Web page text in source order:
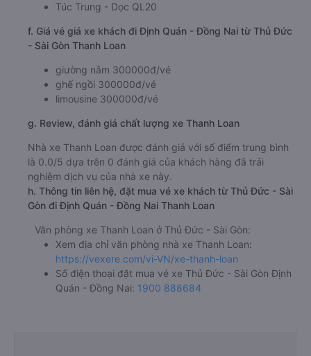
Túc Trung - Dọc QL20
f. Giá vé giá xe khách đi Định Quán - Đồng Nai từ Thủ Đức
- Sài Gòn Thanh Loan
giường nằm 300000đ/vé
ghế ngồi 300000đ/vé
limousine 300000đ/vé
g. Review, đánh giá chất lượng xe Thanh Loan
Nhà xe Thanh Loan được đánh giá với số điểm trung bình
là 0.0/5 dựa trên 0 đánh giá của khách hàng đã trải
nghiệm dịch vụ của nhà xe này.
h. Thông tin liên hệ, đặt mua vé xe khách từ Thủ Đức - Sài
Gòn đi Định Quán - Đồng Nai Thanh Loan
Văn phòng xe Thanh Loan ở Thủ Đức - Sài Gòn:
Xem địa chỉ văn phòng nhà xe Thanh Loan:
https://vexere.com/vi-VN/xe-thanh-loan
Số điện thoại đặt mua vé xe Thủ Đức - Sài Gòn Định
Quán - Đồng Nai: 1900 888684